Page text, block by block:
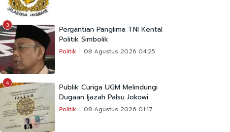
3
Pergantian Panglima TNI Kental
Politik Simbolik
Politik 08 Agustus 2026 04:25
4
Publik Curiga UGM Melindungi
Dugaan Ijazah Palsu Jokowi
Politik 08 Agustus 2026 01:17